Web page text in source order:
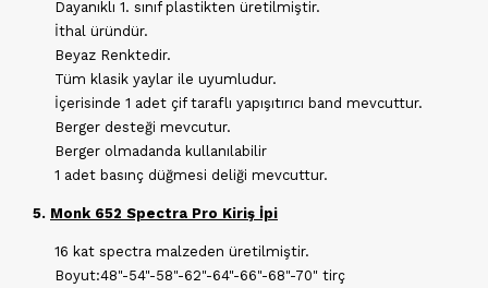
Dayanıklı 1. sınıf plastikten üretilmiştir.
İthal üründür.
Beyaz Renktedir.
Tüm klasik yaylar ile uyumludur.
İçerisinde 1 adet çif taraflı yapışıtırıcı band mevcuttur.
Berger desteği mevcutur.
Berger olmadanda kullanılabilir
1 adet basınç düğmesi deliği mevcuttur.
5. Monk 652 Spectra Pro Kiriş İpi
16 kat spectra malzeden üretilmiştir.
Boyut:48"-54"-58"-62"-64"-66"-68"-70" tirç